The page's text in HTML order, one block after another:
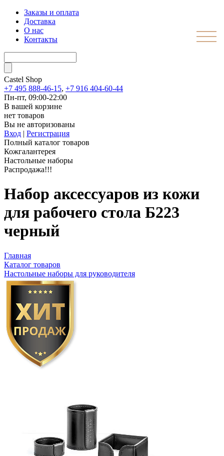
Заказы и оплата
Доставка
О нас
Контакты
Castel Shop
+7 495 888-46-15, +7 916 404-60-44
Пн-пт, 09:00-22:00
В вашей корзине
нет товаров
Вы не авторизованы
Вход | Регистрация
Полный каталог товаров
Кожгалантерея
Настольные наборы
Распродажа!!!
Набор аксессуаров из кожи
для рабочего стола Б223
черный
Главная
Каталог товаров
Настольные наборы для руководителя